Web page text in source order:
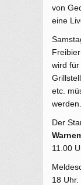
von
eine
wird für
etc.
werden.
Der
11.00
18